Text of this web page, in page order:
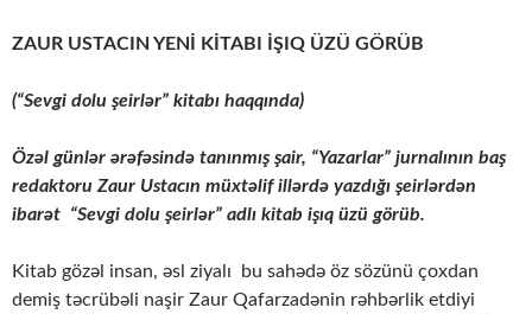
ZAUR USTACIN YENİ KİTABI İŞIQ ÜZÜ GÖRÜB
(“Sevgi dolu şeirlər” kitabı haqqında)
Özəl günlər ərəfəsində tanınmış şair, “Yazarlar” jurnalının baş
redaktoru Zaur Ustacın müxtəlif illərdə yazdığı şeirlərdən
ibarət “Sevgi dolu şeirlər” adlı kitab işıq üzü görüb.
Kitab gözəl insan, əsl ziyalı bu sahədə öz sözünü çoxdan
demiş təcrübəli naşir Zaur Qafarzadənin rəhbərlik etdiyi